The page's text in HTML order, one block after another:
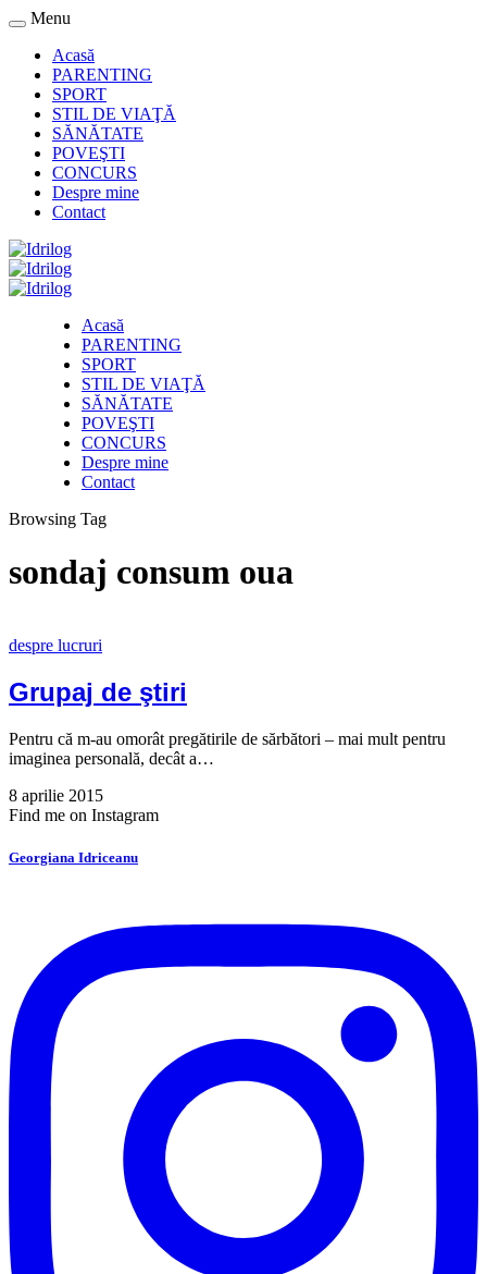
Menu
Acasă
PARENTING
SPORT
STIL DE VIAŢĂ
SĂNĂTATE
POVEŞTI
CONCURS
Despre mine
Contact
Acasă
PARENTING
SPORT
STIL DE VIAŢĂ
SĂNĂTATE
POVEŞTI
CONCURS
Despre mine
Contact
Browsing Tag
sondaj consum oua
despre lucruri
Grupaj de ştiri
Pentru că m-au omorât pregătirile de sărbători – mai mult pentru
imaginea personală, decât a…
8 aprilie 2015
Find me on Instagram
Georgiana Idriceanu